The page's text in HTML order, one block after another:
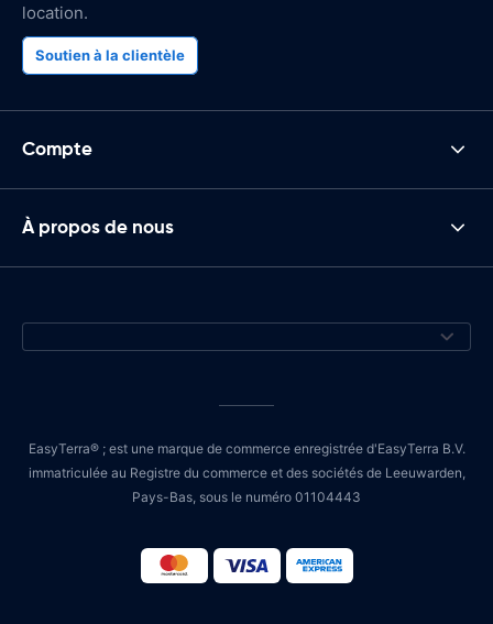
location.
Soutien à la clientèle
Compte
À propos de nous
EasyTerra® ; est une marque de commerce enregistrée d'EasyTerra B.V.
immatriculée au Registre du commerce et des sociétés de Leeuwarden,
Pays-Bas, sous le numéro 01104443